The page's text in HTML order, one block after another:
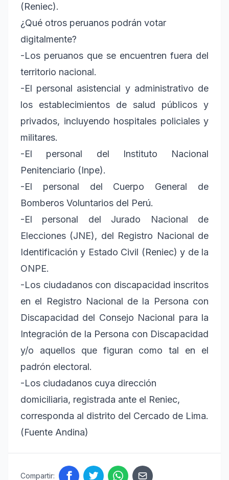
(Reniec).
¿Qué otros peruanos podrán votar
digitalmente?
-Los peruanos que se encuentren fuera del
territorio nacional.
-El personal asistencial y administrativo de
los establecimientos de salud públicos y
privados, incluyendo hospitales policiales y
militares.
-El personal del Instituto Nacional
Penitenciario (Inpe).
-El personal del Cuerpo General de
Bomberos Voluntarios del Perú.
-El personal del Jurado Nacional de
Elecciones (JNE), del Registro Nacional de
Identificación y Estado Civil (Reniec) y de la
ONPE.
-Los ciudadanos con discapacidad inscritos
en el Registro Nacional de la Persona con
Discapacidad del Consejo Nacional para la
Integración de la Persona con Discapacidad
y/o aquellos que figuran como tal en el
padrón electoral.
-Los ciudadanos cuya dirección
domiciliaria, registrada ante el Reniec,
corresponda al distrito del Cercado de Lima.
(Fuente Andina)
Compartir: